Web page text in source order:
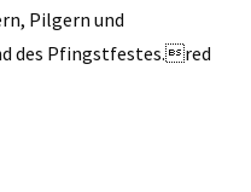
Pilgern und
des Pfingstfestes.red